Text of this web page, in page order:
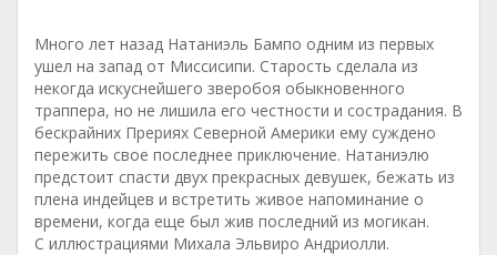
Много лет назад Натаниэль Бампо одним из первых
ушел на запад от Миссисипи. Старость сделала из
некогда искуснейшего зверобоя обыкновенного
траппера, но не лишила его честности и сострадания. В
бескрайних Прериях Северной Америки ему суждено
пережить свое последнее приключение. Натаниэлю
предстоит спасти двух прекрасных девушек, бежать из
плена индейцев и встретить живое напоминание о
времени, когда еще был жив последний из могикан.
С иллюстрациями Михала Эльвиро Андриолли.